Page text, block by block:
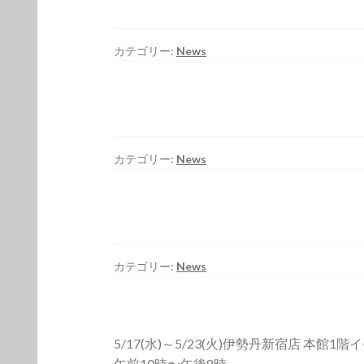
カテゴリー: News
カテゴリー: News
カテゴリー: News
5/17(水)～5/23(火)伊勢丹新宿店 本館1階